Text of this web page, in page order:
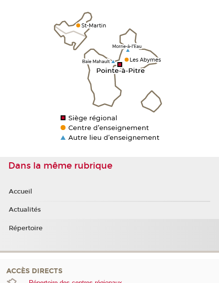
Dans la même rubrique
Accueil
Actualités
Répertoire
ACCÈS DIRECTS